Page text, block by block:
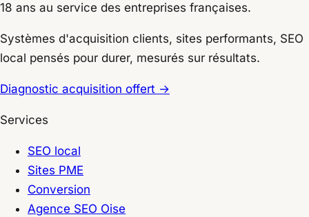
18 ans au service des entreprises françaises.
Systèmes d'acquisition clients, sites performants, SEO
local pensés pour durer, mesurés sur résultats.
Diagnostic acquisition offert →
Services
SEO local
Sites PME
Conversion
Agence SEO Oise